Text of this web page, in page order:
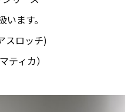
ます。
スロッチ)
ティカ）